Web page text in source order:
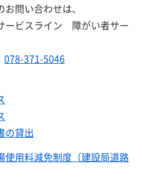
問い合わせは、
ビスライン 障がい者サー
078-371-5046
の貸出
使用料減免制度（建設局道路